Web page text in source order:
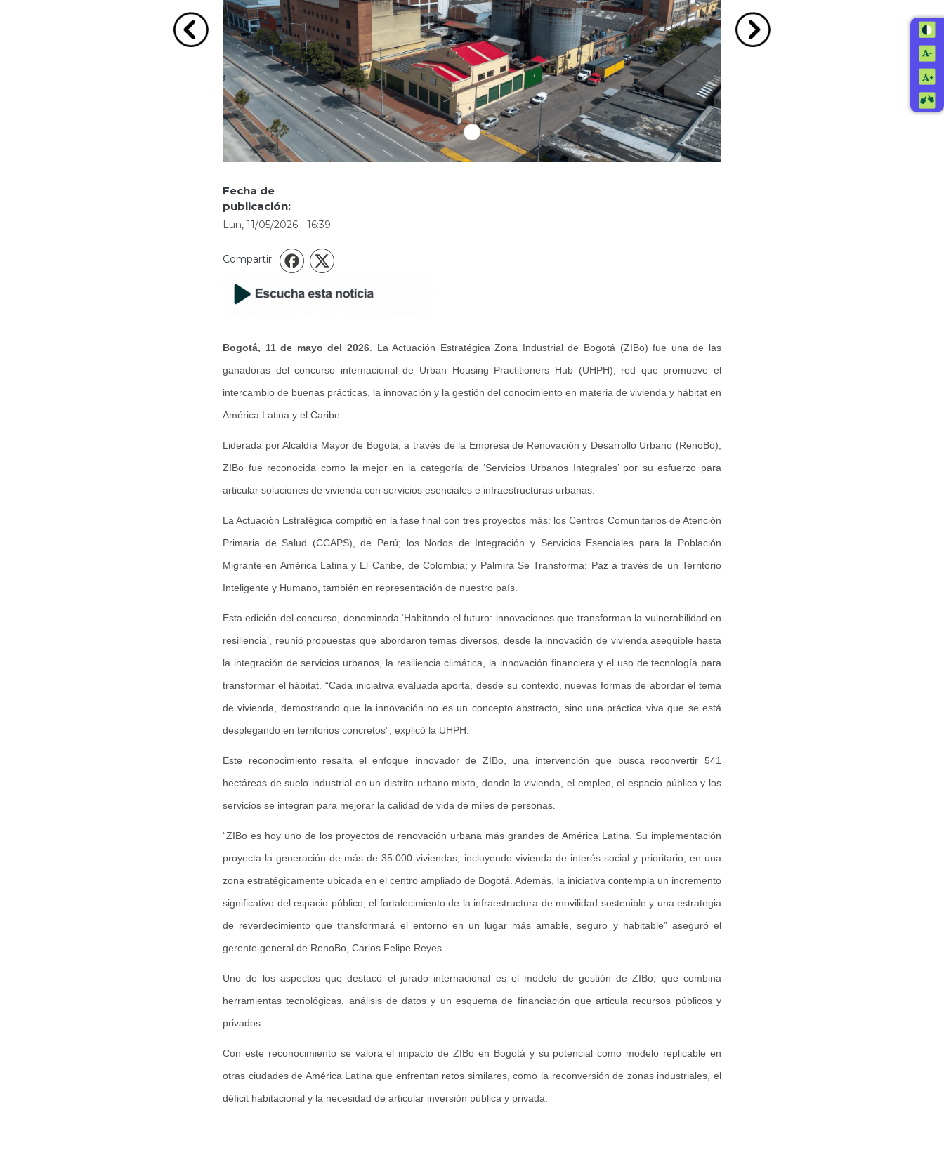
Ir a la imagen Anterior
Fecha de
publicación:
Lun, 11/05/2026 - 16:39
Compartir: Facebook
Bogotá, 11 de mayo del 2026. La Actuación Estratégica Zona Industrial de Bogotá (ZIBo) fue una de las
ganadoras del concurso internacional de Urban Housing Practitioners Hub (UHPH), red que promueve el
intercambio de buenas prácticas, la innovación y la gestión del conocimiento en materia de vivienda y hábitat en
América Latina y el Caribe.
Liderada por Alcaldía Mayor de Bogotá, a través de la Empresa de Renovación y Desarrollo Urbano (RenoBo),
ZIBo fue reconocida como la mejor en la categoría de ‘Servicios Urbanos Integrales’ por su esfuerzo para
articular soluciones de vivienda con servicios esenciales e infraestructuras urbanas.
La Actuación Estratégica compitió en la fase final con tres proyectos más: los Centros Comunitarios de Atención
Primaria de Salud (CCAPS), de Perú; los Nodos de Integración y Servicios Esenciales para la Población
Migrante en América Latina y El Caribe, de Colombia; y Palmira Se Transforma: Paz a través de un Territorio
Inteligente y Humano, también en representación de nuestro país.
Esta edición del concurso, denominada ‘Habitando el futuro: innovaciones que transforman la vulnerabilidad en
resiliencia’, reunió propuestas que abordaron temas diversos, desde la innovación de vivienda asequible hasta
la integración de servicios urbanos, la resiliencia climática, la innovación financiera y el uso de tecnología para
transformar el hábitat. “Cada iniciativa evaluada aporta, desde su contexto, nuevas formas de abordar el tema
de vivienda, demostrando que la innovación no es un concepto abstracto, sino una práctica viva que se está
desplegando en territorios concretos”, explicó la UHPH.
Este reconocimiento resalta el enfoque innovador de ZIBo, una intervención que busca reconvertir 541
hectáreas de suelo industrial en un distrito urbano mixto, donde la vivienda, el empleo, el espacio público y los
servicios se integran para mejorar la calidad de vida de miles de personas.
“ZIBo es hoy uno de los proyectos de renovación urbana más grandes de América Latina. Su implementación
proyecta la generación de más de 35.000 viviendas, incluyendo vivienda de interés social y prioritario, en una
zona estratégicamente ubicada en el centro ampliado de Bogotá. Además, la iniciativa contempla un incremento
significativo del espacio público, el fortalecimiento de la infraestructura de movilidad sostenible y una estrategia
de reverdecimiento que transformará el entorno en un lugar más amable, seguro y habitable” aseguró el
gerente general de RenoBo, Carlos Felipe Reyes.
Uno de los aspectos que destacó el jurado internacional es el modelo de gestión de ZIBo, que combina
herramientas tecnológicas, análisis de datos y un esquema de financiación que articula recursos públicos y
privados.
Con este reconocimiento se valora el impacto de ZIBo en Bogotá y su potencial como modelo replicable en
otras ciudades de América Latina que enfrentan retos similares, como la reconversión de zonas industriales, el
déficit habitacional y la necesidad de articular inversión pública y privada.